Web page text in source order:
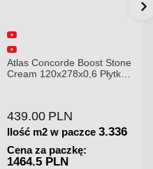
Atlas Concorde Boost Stone
Cream 120x278x0,6 Płytka
439.00 PLN
Ilość m2 w paczce 3.336
Cena za paczkę:
1464.5 PLN